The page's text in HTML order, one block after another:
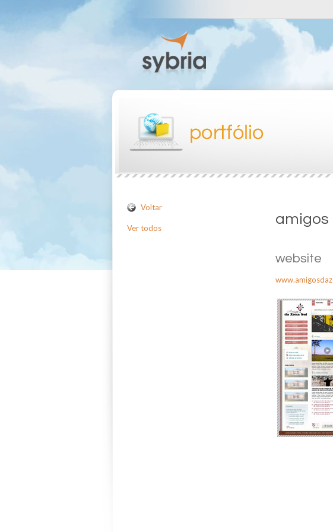
Voltar
Ver todos
amigos
website